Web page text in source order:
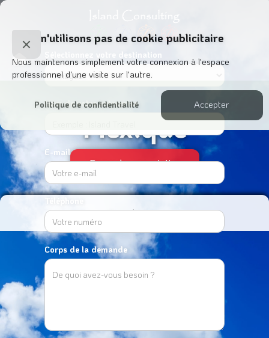
Sélectionnez votre destination
Nom de votre entreprise
E-mail
Corps de la demande
Mexique
Demander une cotation
Ouvrir le menu
Close
Cookie
Popup
Nous n'utilisons pas de cookie publicitaire
Nous maintenons simplement votre connexion à l'espace
professionnel d'une visite sur l'autre.
Politique de confidentialité Accepter